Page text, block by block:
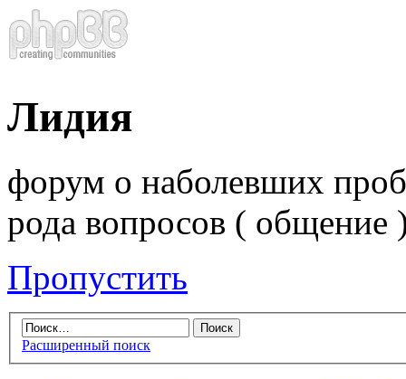
Лидия
форум о наболевших
рода вопросов ( общение
Пропустить
Расширенный поиск